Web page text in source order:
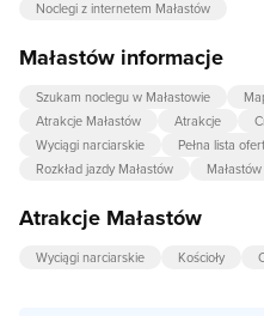
Noclegi z internetem Małastów
Małastów informacje
Szukam noclegu w Małastowie
Atrakcje Małastów
Atrakcje
Wyciągi narciarskie
Pełna lista ofert
Rozkład jazdy Małastów
Atrakcje Małastów
Wyciągi narciarskie Kościoły